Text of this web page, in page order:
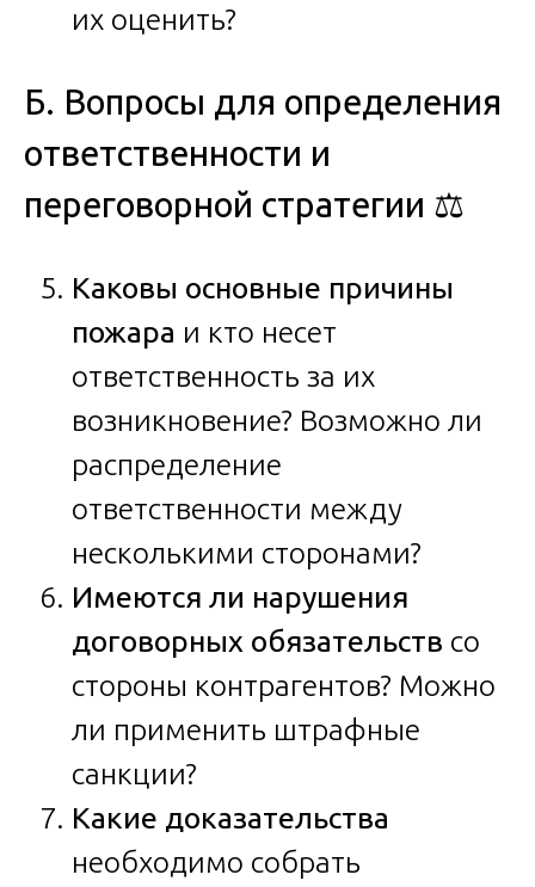
их оценить?
Б. Вопросы для определения
ответственности и
переговорной стратегии ⚖️
Каковы основные причины
пожара и кто несет
ответственность за их
возникновение? Возможно ли
распределение
ответственности между
несколькими сторонами?
Имеются ли нарушения
договорных обязательств со
стороны контрагентов? Можно
ли применить штрафные
санкции?
Какие доказательства
необходимо собрать